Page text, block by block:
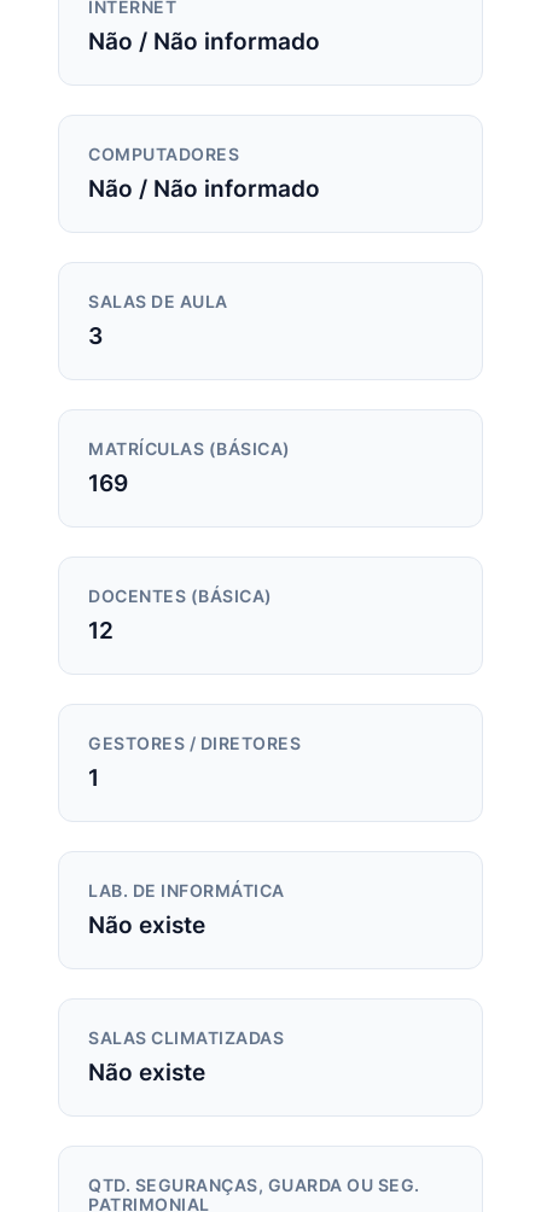
INTERNET
Não / Não informado
COMPUTADORES
Não / Não informado
SALAS DE AULA
3
MATRÍCULAS (BÁSICA)
169
DOCENTES (BÁSICA)
12
GESTORES / DIRETORES
1
LAB. DE INFORMÁTICA
Não existe
SALAS CLIMATIZADAS
Não existe
QTD. SEGURANÇAS, GUARDA OU SEG.
PATRIMONIAL